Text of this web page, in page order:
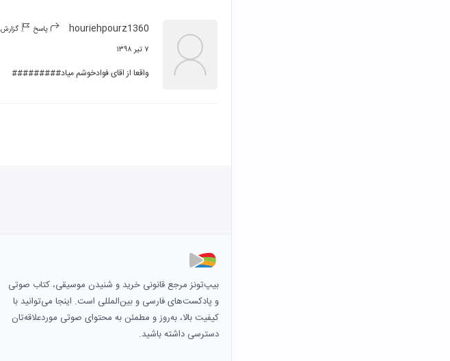
houriehpourz1360 پاسخ گزارش
۷ تیر ۱۳۹۸
واقعا از اقای فوادخوشم میاد#########
بیپ‌تونز مرجع قانونی خرید و شنیدن موسیقی، کتاب صوتی
و پادکست‌های فارسی و بین‌المللی است. اینجا می‌توانید با
کیفیت بالا، به‌روز و مطمئن به محتوای صوتی موردعلاقه‌تان
دسترسی داشته باشید.